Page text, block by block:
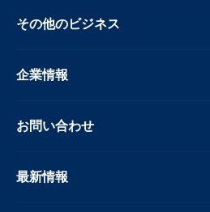
その他のビジネス
企業情報
お問い合わせ
最新情報